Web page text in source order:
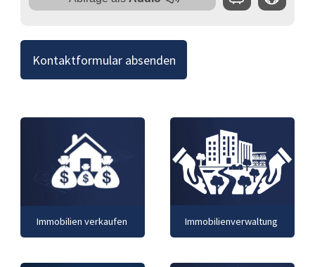
Kontaktformular absenden
Immobilien verkaufen Immobilienverwaltung